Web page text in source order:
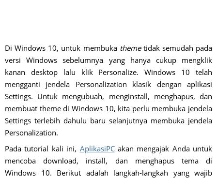
Di Windows 10, untuk membuka themetidak semudah pada
versi Windows sebelumnya yang hanya cukup mengklik
kanan desktop lalu klik Personalize. Windows 10 telah
mengganti jendela Personalization klasik dengan aplikasi
Settings. Untuk mengubuah, menginstall, menghapus, dan
membuat theme di Windows 10, kita perlu membuka jendela
Settings terlebih dahulu baru selanjutnya membuka jendela
Personalization.
Pada tutorial kali ini, AplikasiPCakan mengajak Anda untuk
mencoba download, install, dan menghapus tema di
Windows 10. Berikut adalah langkah-langkah yang wajib